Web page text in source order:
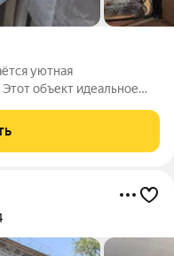
уютная
идеальное
по адресу: ул.